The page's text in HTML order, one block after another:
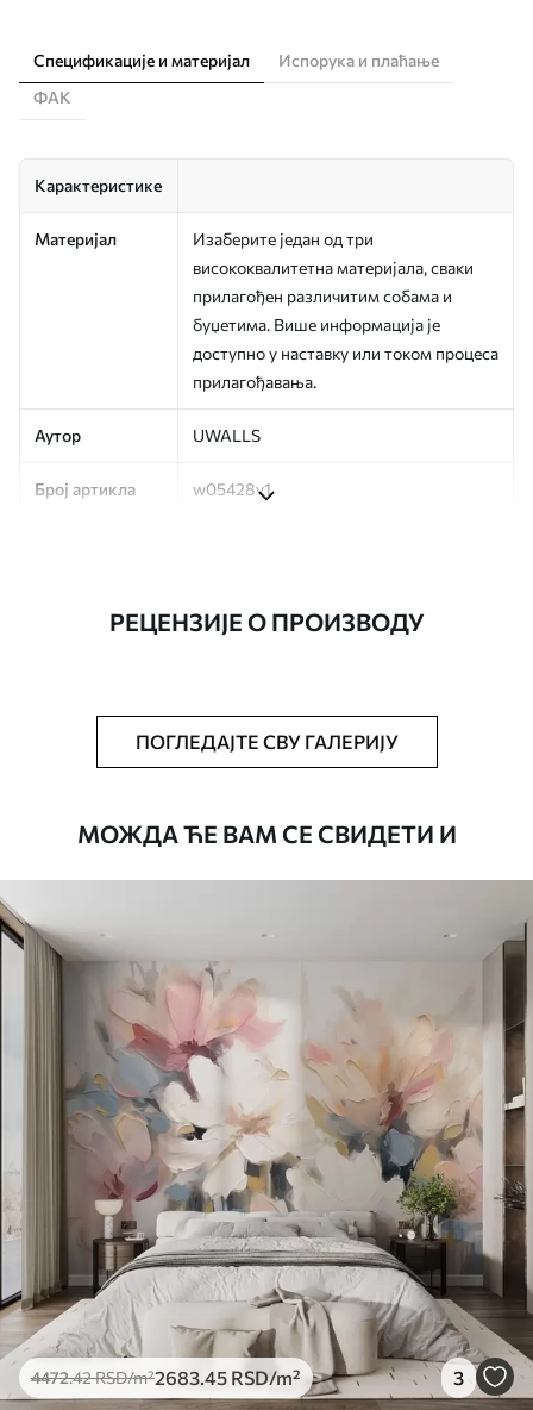
Спецификације и материјал
Испорука и плаћање
ФАК
Карактеристике
Материјал
Изаберите један од три
висококвалитетна материјала, сваки
прилагођен различитим собама и
буџетима. Више информација је
доступно у наставку или током процеса
прилагођавања.
Аутор UWALLS
Број артикла w05428v1
Тапета се може нежно очистити меким
сунђером. Позадине са завршном
водом.
Доступни материјали
Стандард
.42 2683 .45RSD/m²
Премиум
5525.00 3315 .00RSD /m²
Премиум
.333800.00RSD/m²
Peel and Stick
8166.674900.00RSD/m²
РЕЦЕНЗИЈЕ О ПРОИЗВОДУ
ПОГЛЕДАЈТЕ СВУ ГАЛЕРИЈУ
МОЖДА ЋЕ ВАМ СЕ СВИДЕТИ И
4472.42RSD/m²2683 .45 RSD/m² 3